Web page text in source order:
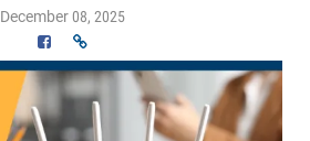
December 08, 2025